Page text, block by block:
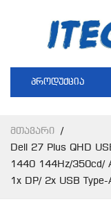
პროდუქცია
Მთავარი
Dell 27 Plus QHD
1440 144Hz/350cd/
1x DP/ 2x USB